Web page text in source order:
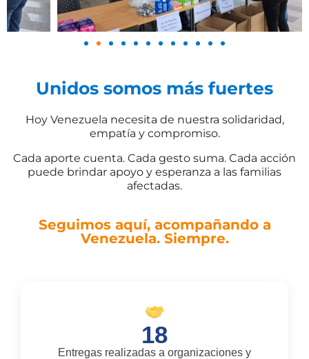
Unidos somos más fuertes
Hoy Venezuela necesita de nuestra solidaridad,
empatía y compromiso.
Cada aporte cuenta. Cada gesto suma. Cada acción
puede brindar apoyo y esperanza a las familias
afectadas.
Seguimos aquí, acompañando a
Venezuela. Siempre.
18
Entregas realizadas a organizaciones y